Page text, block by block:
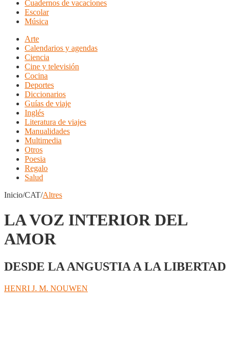
Cuadernos de vacaciones
Escolar
Música
Arte
Calendarios y agendas
Ciencia
Cine y televisión
Cocina
Deportes
Diccionarios
Guías de viaje
Inglés
Literatura de viajes
Manualidades
Multimedia
Otros
Poesia
Regalo
Salud
Inicio/CAT/Altres
LA VOZ INTERIOR DEL
AMOR
DESDE LA ANGUSTIA A LA LIBERTAD
HENRI J. M. NOUWEN